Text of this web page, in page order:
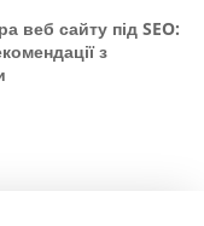
веб сайту під SEO:
з